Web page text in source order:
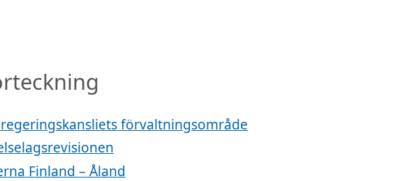
förvaltningsområde
Finland – Åland